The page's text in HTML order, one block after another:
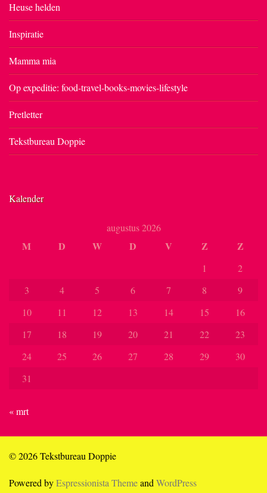
Heuse helden
Inspiratie
Mamma mia
Op expeditie: food-travel-books-movies-lifestyle
Pretletter
Tekstbureau Doppie
Kalender
augustus 2026
M D W D V Z Z
1
2
3
4 5 6 7 8
9
10
11 12 13 14 15
16
17
18 19 20 21 22
23
24
25 26 27 28 29
30
31
« mrt
© 2026 Tekstbureau Doppie
Powered byEspressionista ThemeandWordPress